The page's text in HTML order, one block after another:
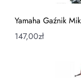
Yamaha Gaźnik
147,00zł